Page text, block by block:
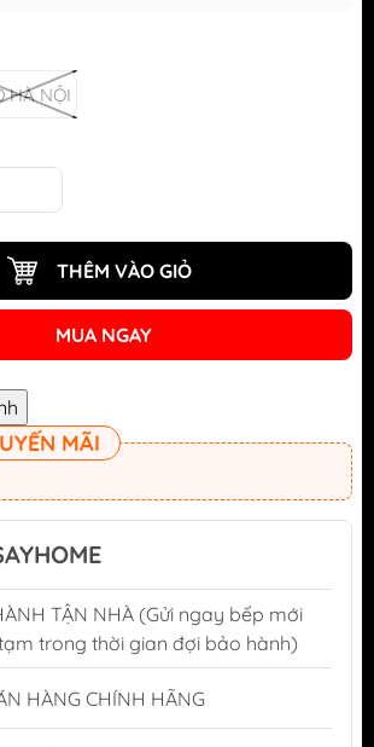
HÀ NỘI
THÊM VÀO GIỎ
MUA NGAY
MÃI
TẬN NHÀ (Gửi ngay bếp mới
trong thời gian đợi bảo hành)
HÀNG CHÍNH HÃNG